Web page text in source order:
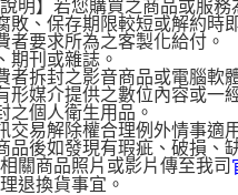
明】若您購買之商品或服務
敗、保存期限較短或解約時
者要求所為之客製化給付。
期刊或雜誌。
者拆封之影音商品或電腦軟
形媒介提供之數位內容或一
之個人衛生用品。
交易解除權合理例外情事適
品後如發現有瑕疵、破損、
關商品照片或影片傳至我司
退換貨事宜。